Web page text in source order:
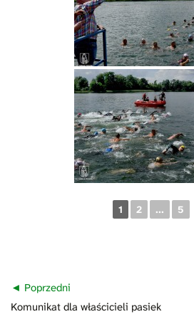
1 2 ... 5
Nawigacja
wpisu
Poprzedni
Poprzedni
Komunikat dla właścicieli pasiek